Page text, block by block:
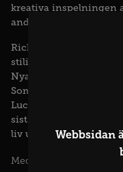
Webbsidan
kreativa inspelningen
andetaget.
Richard Linklater tar
stilistisk skärpa och
Nya Vågen – ett
Sommaren 1959
Luc Godard påbörjar
sista andetaget, en
liv utan hela det
Medverkande :